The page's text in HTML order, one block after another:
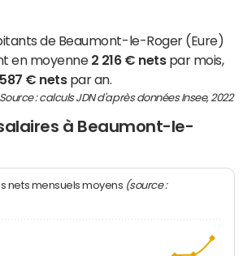
de Beaumont-le-Roger (Eure)
en moyenne 2 216 € netspar mois,
€ netspar an.
Source : calculs JDN d'après données Insee, 2022
à Beaumont-le-
nets mensuels moyens (source :